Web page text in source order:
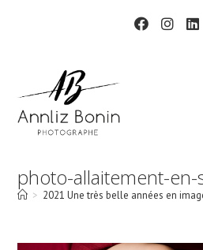
photo-allaitement-
> 2021 Une très belle années en